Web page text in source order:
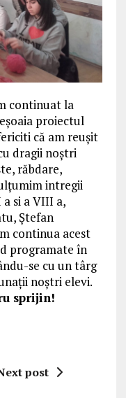
continuat la
proiectul
că am reușit
dragii noștri
răbdare,
intregii
si a VIII a,
Ștefan
continua acest
programate în
se cu un târg
noștri elevi.
sprijin!
post